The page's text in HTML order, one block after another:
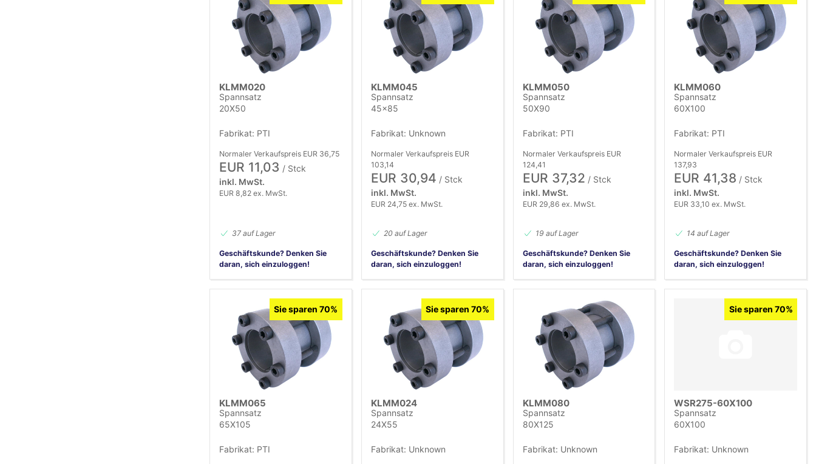
KLMM020
Spannsatz
20X50
Fabrikat: PTI
Normaler Verkaufspreis EUR 36,75
EUR 11,03 / Stck
inkl. MwSt.
EUR 8,82 ex. MwSt.
37 auf Lager
Geschäftskunde? Denken Sie
daran, sich einzuloggen!
KLMM045
Spannsatz
45x85
Fabrikat: Unknown
Normaler Verkaufspreis EUR
103,14
EUR 30,94 / Stck
inkl. MwSt.
EUR 24,75 ex. MwSt.
20 auf Lager
Geschäftskunde? Denken Sie
daran, sich einzuloggen!
KLMM050
Spannsatz
50X90
Fabrikat: PTI
Normaler Verkaufspreis EUR
124,41
EUR 37,32 / Stck
inkl. MwSt.
EUR 29,86 ex. MwSt.
19 auf Lager
Geschäftskunde? Denken Sie
daran, sich einzuloggen!
KLMM060
Spannsatz
60X100
Fabrikat: PTI
Normaler Verkaufspreis EUR
137,93
EUR 41,38 / Stck
inkl. MwSt.
EUR 33,10 ex. MwSt.
14 auf Lager
Geschäftskunde? Denken Sie
daran, sich einzuloggen!
Sie sparen 70%
KLMM065
Spannsatz
65X105
Fabrikat: PTI
Sie sparen 70%
KLMM024
Spannsatz
24X55
Fabrikat: Unknown
KLMM080
Spannsatz
80X125
Fabrikat: Unknown
Sie sparen 70%
WSR275-60X100
Spannsatz
60X100
Fabrikat: Unknown